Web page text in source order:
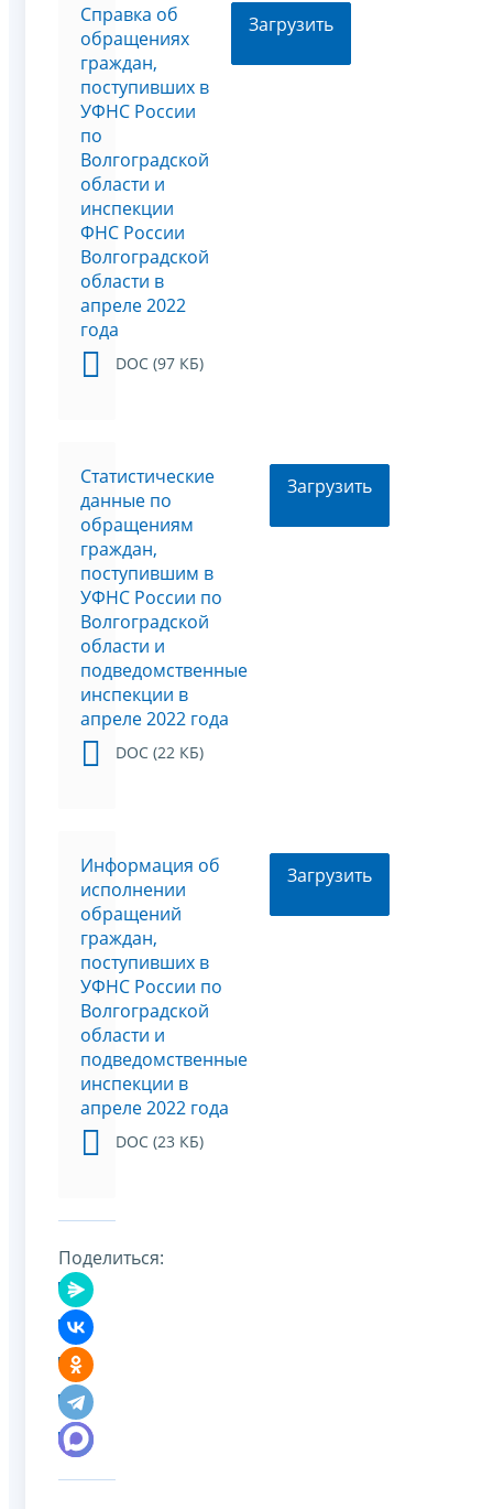
Справка об
обращениях
граждан,
поступивших в
УФНС России
по
Волгоградской
области и
инспекции
ФНС России
Волгоградской
области в
апреле 2022
года
DOC (97 КБ)
Загрузить
Статистические
данные по
обращениям
граждан,
поступившим в
УФНС России по
Волгоградской
области и
подведомственные
инспекции в
апреле 2022 года
DOC (22 КБ)
Загрузить
Информация об
исполнении
обращений
граждан,
поступивших в
УФНС России по
Волгоградской
области и
подведомственные
инспекции в
апреле 2022 года
DOC (23 КБ)
Загрузить
Поделиться: